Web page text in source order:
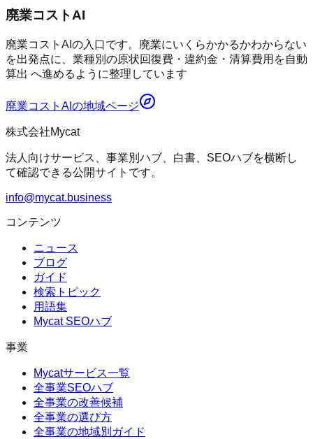
廃業コストAI
廃業コストAIの入口です。廃業にいくらかかるかわからない
を出発点に、業種別の原状回復費・違約金・清算費用を自動
算出 へ進めるように整理しています
廃業コストAI の地域ページ
株式会社Mycat
法人向けサービス、事業別ハブ、白書、SEOハブを横断し
て確認できる公開サイトです。
info@mycat.business
コンテンツ
ニュース
ブログ
ガイド
検索トピック
用語集
Mycat SEOハブ
事業
Mycatサービス一覧
全事業SEOハブ
全事業の改善候補
全事業の選び方
全事業の地域別ガイド